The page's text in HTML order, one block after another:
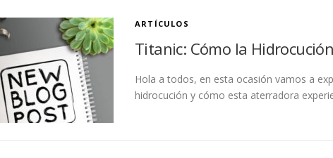
ARTÍCULOS
Titanic: Cómo la
Hola a todos, en esta ocasión vamos a
hidrocución y cómo esta aterradora